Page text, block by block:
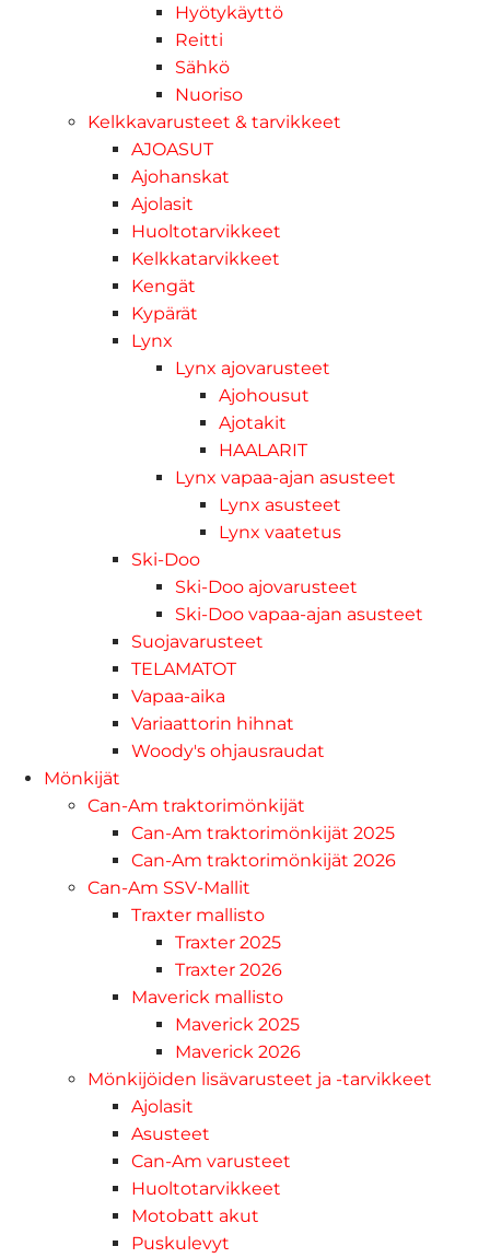
Hyötykäyttö
Reitti
Sähkö
Nuoriso
Kelkkavarusteet & tarvikkeet
AJOASUT
Ajohanskat
Ajolasit
Huoltotarvikkeet
Kelkkatarvikkeet
Kengät
Kypärät
Lynx
Lynx ajovarusteet
Ajohousut
Ajotakit
HAALARIT
Lynx vapaa-ajan asusteet
Lynx asusteet
Lynx vaatetus
Ski-Doo
Ski-Doo ajovarusteet
Ski-Doo vapaa-ajan asusteet
Suojavarusteet
TELAMATOT
Vapaa-aika
Variaattorin hihnat
Woody's ohjausraudat
Mönkijät
Can-Am traktorimönkijät
Can-Am traktorimönkijät 2025
Can-Am traktorimönkijät 2026
Can-Am SSV-Mallit
Traxter mallisto
Traxter 2025
Traxter 2026
Maverick mallisto
Maverick 2025
Maverick 2026
Mönkijöiden lisävarusteet ja -tarvikkeet
Ajolasit
Asusteet
Can-Am varusteet
Huoltotarvikkeet
Motobatt akut
Puskulevyt